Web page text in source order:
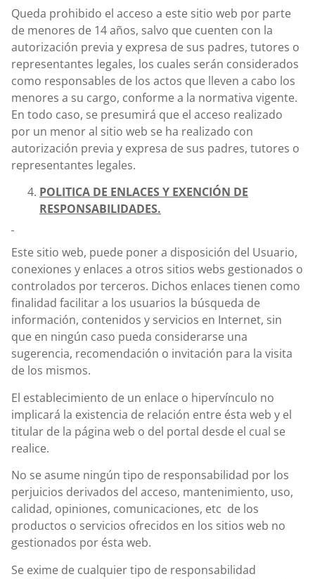
Queda prohibido el acceso a este sitio web por parte
de menores de 14 años, salvo que cuenten con la
autorización previa y expresa de sus padres, tutores o
representantes legales, los cuales serán considerados
como responsables de los actos que lleven a cabo los
menores a su cargo, conforme a la normativa vigente.
En todo caso, se presumirá que el acceso realizado
por un menor al sitio web se ha realizado con
autorización previa y expresa de sus padres, tutores o
representantes legales.
POLITICA DE ENLACES Y EXENCIÓN DE
RESPONSABILIDADES.
Este sitio web, puede poner a disposición del Usuario,
conexiones y enlaces a otros sitios webs gestionados o
controlados por terceros. Dichos enlaces tienen como
finalidad facilitar a los usuarios la búsqueda de
información, contenidos y servicios en Internet, sin
que en ningún caso pueda considerarse una
sugerencia, recomendación o invitación para la visita
de los mismos.
El establecimiento de un enlace o hipervínculo no
implicará la existencia de relación entre ésta web y el
titular de la página web o del portal desde el cual se
realice.
No se asume ningún tipo de responsabilidad por los
perjuicios derivados del acceso, mantenimiento, uso,
calidad, opiniones, comunicaciones, etc de los
productos o servicios ofrecidos en los sitios web no
gestionados por ésta web.
Se exime de cualquier tipo de responsabilidad